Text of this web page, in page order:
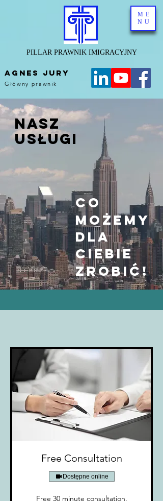
AGNES JURY
Główny prawnik
ME
NU
PILLAR PRAWNIK IMIGRACYJNY
Nasz
Usługi
Co
możemy
dla
ciebie
zrobić!
Free Consultation
Dostępne online
Free 30 minute consultation.